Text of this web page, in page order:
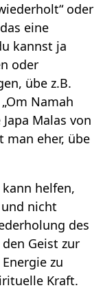
oder
eine
kannst ja
oder
übe z.B.
Namah
Malas von
man eher, übe
helfen,
nicht
des
Geist zur
zu
Kraft.